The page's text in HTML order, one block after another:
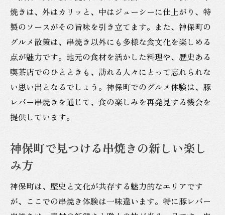
焼きは、外はカリッと、中はジューシーに仕上がり、特
製のソースがその旨味を引き立てます。また、神保町の
グルメ散策は、串焼き以外にも多様な食文化を楽しめる
点が魅力です。地元の食材を活かした料理や、歴史ある
喫茶店でのひとときも、訪れる人々にとって忘れられな
い思い出となるでしょう。神保町でのグルメ体験は、豚
レバー串焼きを通じて、食の楽しみを再発見する機会を
提供しています。
神保町で見つける串焼きの新しい楽し
み方
神保町は、歴史と文化が共存する魅力的なエリアです
が、ここでの串焼き体験は一味違います。特に豚レバー